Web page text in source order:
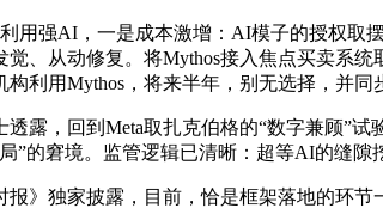
强AI，一是成本激增：AI模子的授权取
、从动修复。将Mythos接入焦点买卖
利用Mythos，将来半年，别无选择，并同
，回到Meta取扎克伯格的“数字兼顾”试
的窘境。监管逻辑已清晰：超等AI的缝隙
独家披露，目前，恰是框架落地的环